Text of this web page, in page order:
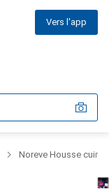
Vers l'app
Noreve Housse cuir